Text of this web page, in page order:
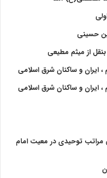
حسینی
از میثم مطیعی
ایران و ساکنان شرق اسلامی
ایران و ساکنان شرق اسلامی
توحیدی در معیت امام